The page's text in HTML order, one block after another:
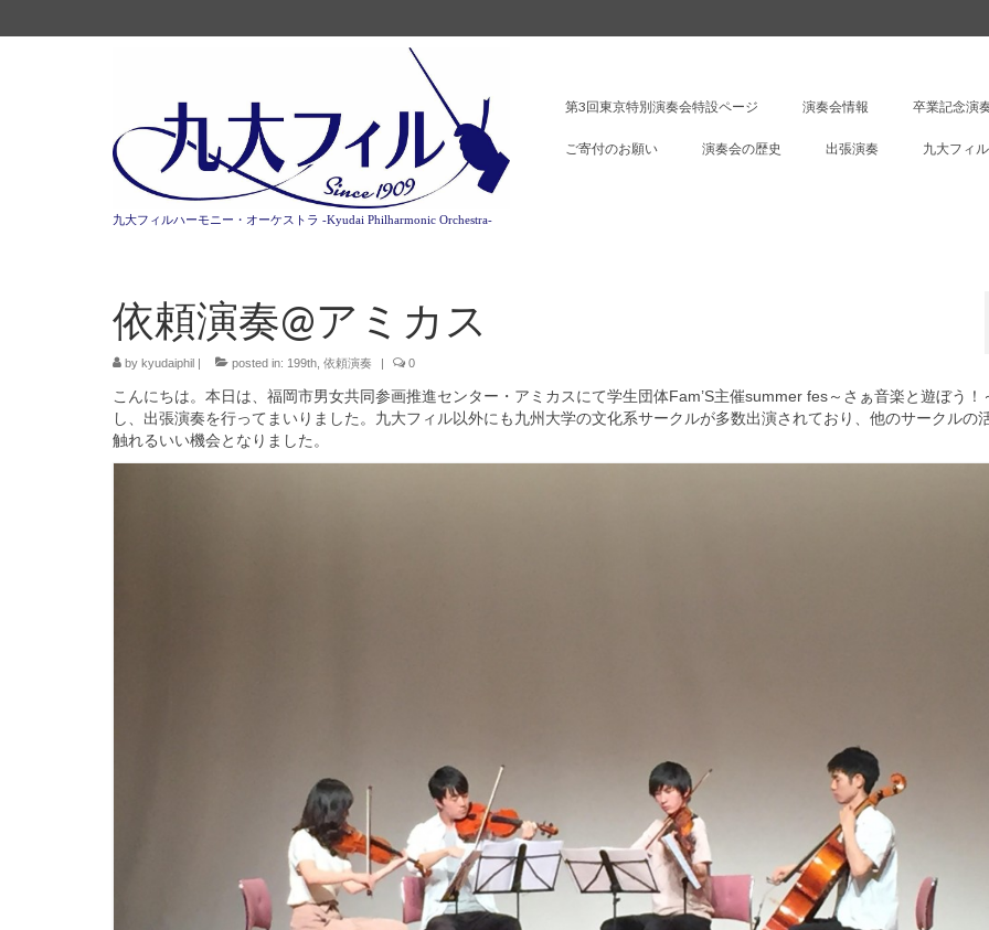
九大フィルハーモニー・オーケストラ -Kyudai Philharmonic Orchestra-
第3回東京特別演奏会特設ページ 演奏会情報 卒業記念演
ご寄付のお願い 演奏会の歴史 出張演奏 九大フィ
依頼演奏@アミカス
by kyudaiphil | posted in: 199th 依頼演奏 | 0
こんにちは。本日は、福岡市男女共同参画推進センター・ アミカスにて学生団体Fam’S主催summer fes～さぁ音楽と遊ぼう！
し、 出張演奏を行ってまいりました。 九大フィル以外にも九州大学の文化系サークルが多数出演されてお り、他のサークルの
触れるいい機会となりました。